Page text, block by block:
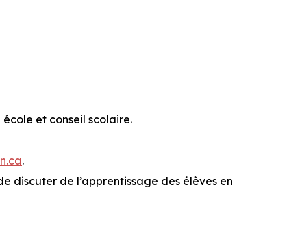
école et conseil scolaire.
.
discuter de l’apprentissage des élèves en